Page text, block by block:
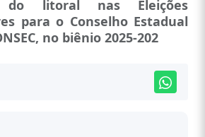
do litoral nas Eleições
para o Conselho Estadual
no biênio 2025-202